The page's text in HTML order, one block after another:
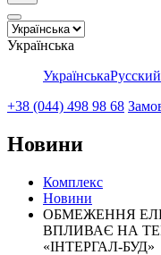
Українська
УкраїнськаРусский
+38 (044) 498 98 68
Новини
Комплекс
Новини
ОБМЕЖЕННЯ
ВПЛИВАЄ НА
«ІНТЕРГАЛ-БУД»